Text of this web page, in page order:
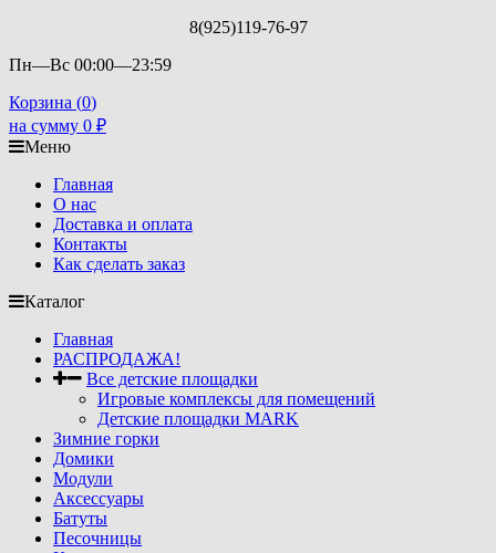
8(925)119-76-97
Пн—Вс 00:00—23:59
Корзина (0)
на сумму 0 ₽
Меню
Главная
О нас
Доставка и оплата
Контакты
Как сделать заказ
Каталог
Главная
РАСПРОДАЖА!
Все детские площадки
Игровые комплексы для помещений
Детские площадки MARK
Зимние горки
Домики
Модули
Аксессуары
Батуты
Песочницы